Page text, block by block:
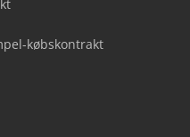
købskontrakt